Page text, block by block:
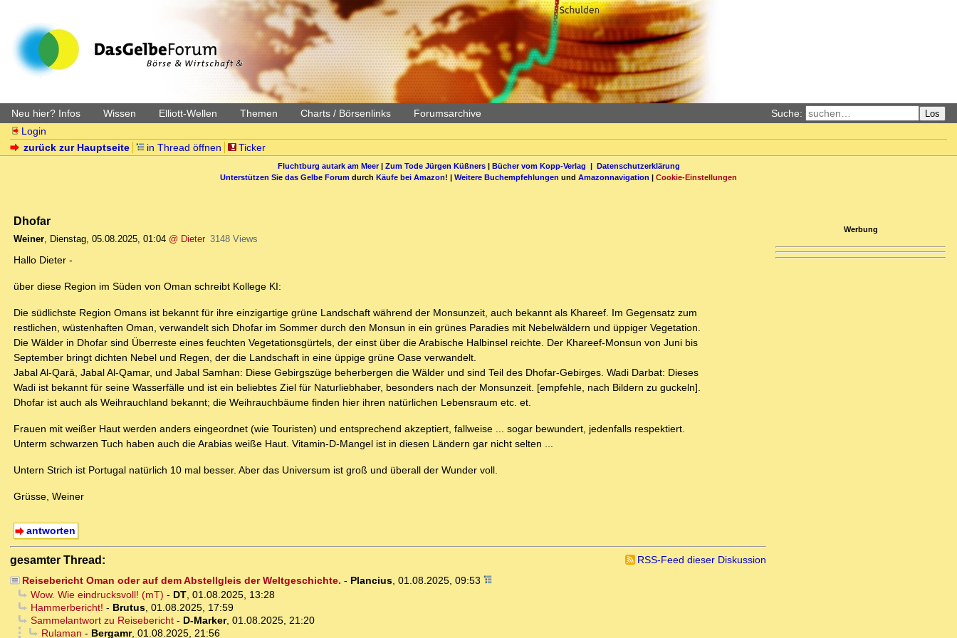
Neu hier? Infos Wissen Elliott-Wellen Themen Charts / Börsenlinks Forumsarchive Suche: Los
Login
zurück zur Hauptseite
in Thread öffnen Ticker
Fluchtburg autark am Meer| Zum Tode Jürgen Küßners| Bücher vom Kopp-Verlag | Datenschutzerklärung
Unterstützen Sie das Gelbe Forum durch Käufe bei Amazon! | Weitere Buchempfehlungen und Amazonnavigation | Cookie-Einstellungen
Dhofar
Weiner, Dienstag, 05.08.2025, 01:04 @ Dieter 3148 Views
Hallo Dieter -
über diese Region im Süden von Oman schreibt Kollege KI:
Die südlichste Region Omans ist bekannt für ihre einzigartige grüne Landschaft während der Monsunzeit, auch bekannt als Khareef. Im Gegensatz zum
restlichen, wüstenhaften Oman, verwandelt sich Dhofar im Sommer durch den Monsun in ein grünes Paradies mit Nebelwäldern und üppiger Vegetation.
Die Wälder in Dhofar sind Überreste eines feuchten Vegetationsgürtels, der einst über die Arabische Halbinsel reichte. Der Khareef-Monsun von Juni bis
September bringt dichten Nebel und Regen, der die Landschaft in eine üppige grüne Oase verwandelt.
Jabal Al-Qarā, Jabal Al-Qamar, und Jabal Samhan: Diese Gebirgszüge beherbergen die Wälder und sind Teil des Dhofar-Gebirges. Wadi Darbat: Dieses
Wadi ist bekannt für seine Wasserfälle und ist ein beliebtes Ziel für Naturliebhaber, besonders nach der Monsunzeit. [empfehle, nach Bildern zu guckeln].
Dhofar ist auch als Weihrauchland bekannt; die Weihrauchbäume finden hier ihren natürlichen Lebensraum etc. et.
Frauen mit weißer Haut werden anders eingeordnet (wie Touristen) und entsprechend akzeptiert, fallweise ... sogar bewundert, jedenfalls respektiert.
Unterm schwarzen Tuch haben auch die Arabias weiße Haut. Vitamin-D-Mangel ist in diesen Ländern gar nicht selten ...
Untern Strich ist Portugal natürlich 10 mal besser. Aber das Universum ist groß und überall der Wunder voll.
Grüsse, Weiner
antworten
gesamter Thread:
RSS-Feed dieser Diskussion
Reisebericht Oman oder auf dem Abstellgleis der Weltgeschichte. - Plancius, 01.08.2025, 09:53
Wow. Wie eindrucksvoll! (mT) - DT, 01.08.2025, 13:28
Hammerbericht! - Brutus, 01.08.2025, 17:59
Sammelantwort zu Reisebericht- D-Marker, 01.08.2025, 21:20
Rulaman - Bergamr, 01.08.2025, 21:56
Werbung